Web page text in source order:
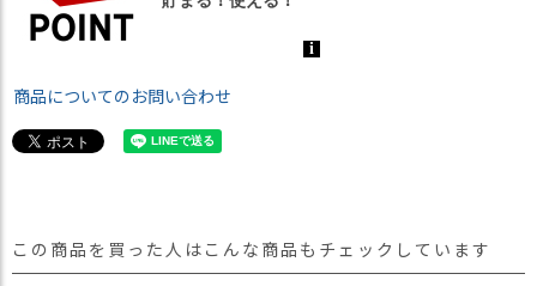
商品についてのお問い合わせ
この商品を買った人はこんな商品もチェックしています